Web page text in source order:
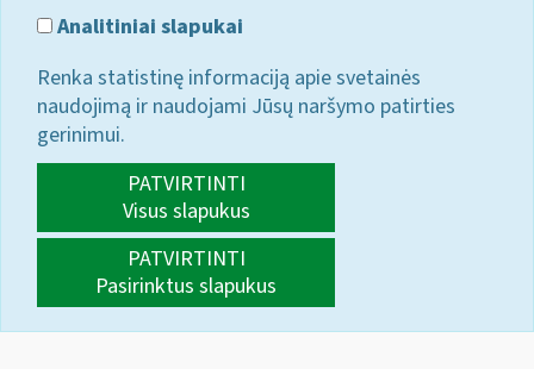
Analitiniai slapukai
Renka statistinę informaciją apie svetainės
naudojimą ir naudojami Jūsų naršymo patirties
gerinimui.
PATVIRTINTI
Visus slapukus
PATVIRTINTI
Pasirinktus slapukus